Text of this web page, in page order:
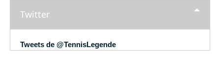
Twitter
Tweets de @TennisLegende